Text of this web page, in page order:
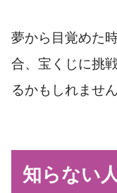
夢から目覚めた
合、宝くじに挑
るかもしれません
知らない